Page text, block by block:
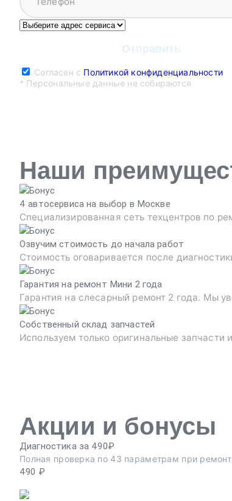
Согласен с Политикой конфиденциальности
* Персональные данные не собираются
Наши
4 автосервиса на выбор в Москве
Специализированная сеть техцентров по
Озвучим стоимость до начала работ
Стоимость оговаривается после
Гарантия на ремонт Мини 2 года
Гарантия на слесарный ремонт 2 года. Мы
Собственный склад запчастей
Используем только оригинальные запчасти
Акции и бонусы
Диагностика за 490₽
Полная проверка по 43 параметрам при
490 ₽